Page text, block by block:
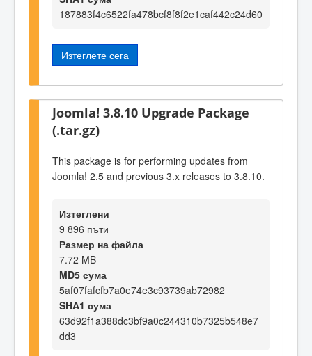
187883f4c6522fa478bcf8f8f2e1caf442c24d60
Изтеглете сега
Joomla! 3.8.10 Upgrade Package
(.tar.gz)
This package is for performing updates from
Joomla! 2.5 and previous 3.x releases to 3.8.10.
Изтеглени
9 896 пъти
Размер на файла
7.72 MB
MD5 сума
5af07fafcfb7a0e74e3c93739ab72982
SHA1 сума
63d92f1a388dc3bf9a0c244310b7325b548e7
dd3